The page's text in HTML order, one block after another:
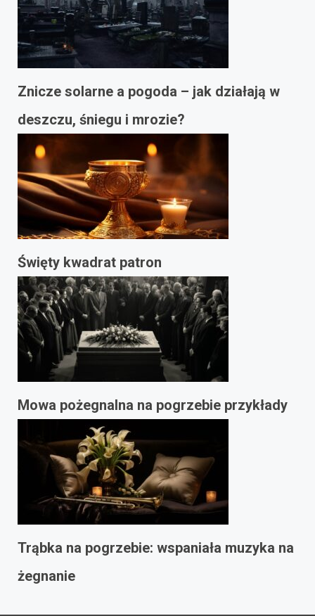
Znicze solarne a pogoda – jak działają w
deszczu, śniegu i mrozie?
Święty kwadrat patron
Mowa pożegnalna na pogrzebie przykłady
Trąbka na pogrzebie: wspaniała muzyka na
żegnanie